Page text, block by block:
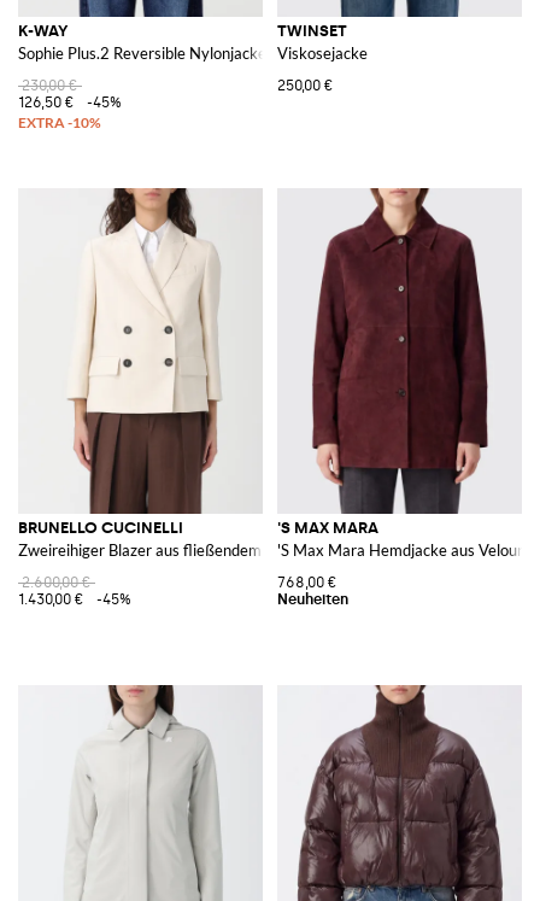
K-WAY
Sophie Plus.2 Reversible Nylonjacke
230,00 €
126,50 €
-45%
TWINSET
Viskosejacke
250,00 €
BRUNELLO CUCINELLI
Zweireihiger Blazer aus fließendem Viskose-Leinen-Twill
2.600,00 €
1.430,00 €
-45%
'S MAX MARA
'S Max Mara Hemdjacke aus
768,00 €